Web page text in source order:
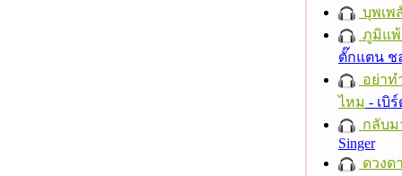
บุพเพ
ภูมิแพ้
ตั๊กแตน ช
อย่าท
ไหม - เบิ
กลับม
Singer
ดวงด